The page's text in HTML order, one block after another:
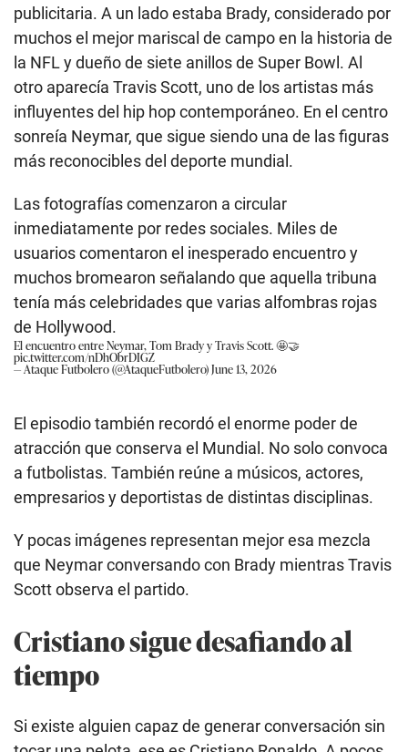
publicitaria. A un lado estaba Brady, considerado por
muchos el mejor mariscal de campo en la historia de
la NFL y dueño de siete anillos de Super Bowl. Al
otro aparecía Travis Scott, uno de los artistas más
influyentes del hip hop contemporáneo. En el centro
sonreía Neymar, que sigue siendo una de las figuras
más reconocibles del deporte mundial.
Las fotografías comenzaron a circular
inmediatamente por redes sociales. Miles de
usuarios comentaron el inesperado encuentro y
muchos bromearon señalando que aquella tribuna
tenía más celebridades que varias alfombras rojas
de Hollywood.
El encuentro entre Neymar, Tom Brady y Travis Scott. 🤩🤝
pic.twitter.com/nDhObrDIGZ
— Ataque Futbolero (@AtaqueFutbolero)June 13, 2026
El episodio también recordó el enorme poder de
atracción que conserva el Mundial. No solo convoca
a futbolistas. También reúne a músicos, actores,
empresarios y deportistas de distintas disciplinas.
Y pocas imágenes representan mejor esa mezcla
que Neymar conversando con Brady mientras Travis
Scott observa el partido.
Cristiano sigue desafiando al
tiempo
Si existe alguien capaz de generar conversación sin